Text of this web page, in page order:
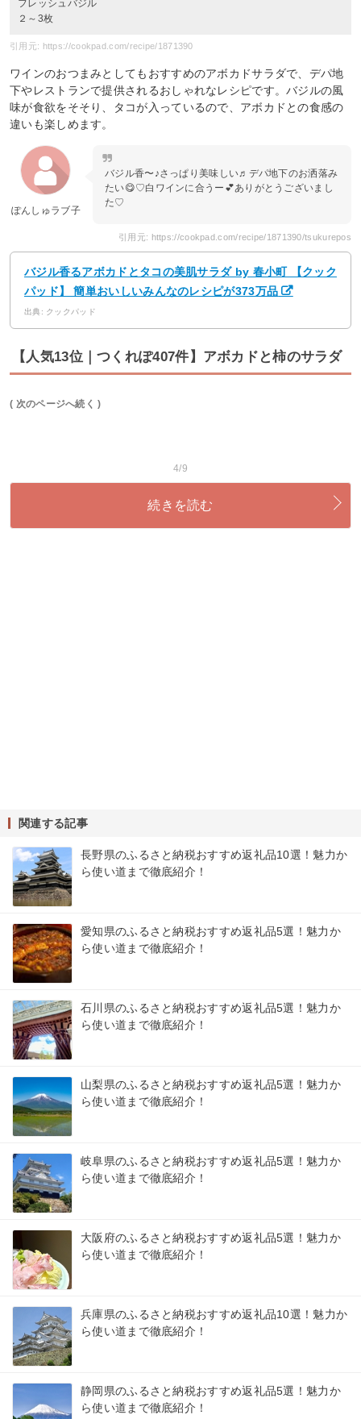
フレッシュバジル
２～3枚
引用元: https://cookpad.com/recipe/1871390
ワインのおつまみとしてもおすすめのアボカドサラダで、デパ地
下やレストランで提供されるおしゃれなレシピです。バジルの風
味が食欲をそそり、タコが入っているので、アボカドとの食感の
違いも楽しめます。
ぽんしゅラブ子
バジル香〜♪さっぱり美味しい♬デパ地下のお洒落み
たい😋♡白ワインに合うー💕ありがとうございまし
た♡
引用元: https://cookpad.com/recipe/1871390/tsukurepos
バジル香るアボカドとタコの美肌サラダ by 春小町 【クック
パッド】 簡単おいしいみんなのレシピが373万品
出典: クックパッド
【人気13位｜つくれぽ407件】アボカドと柿のサラダ
( 次のページへ続く )
4/9
続きを読む
関連する記事
長野県のふるさと納税おすすめ返礼品10選！魅力か
ら使い道まで徹底紹介！
愛知県のふるさと納税おすすめ返礼品5選！魅力か
ら使い道まで徹底紹介！
石川県のふるさと納税おすすめ返礼品5選！魅力か
ら使い道まで徹底紹介！
山梨県のふるさと納税おすすめ返礼品5選！魅力か
ら使い道まで徹底紹介！
岐阜県のふるさと納税おすすめ返礼品5選！魅力か
ら使い道まで徹底紹介！
大阪府のふるさと納税おすすめ返礼品5選！魅力か
ら使い道まで徹底紹介！
兵庫県のふるさと納税おすすめ返礼品10選！魅力か
ら使い道まで徹底紹介！
静岡県のふるさと納税おすすめ返礼品5選！魅力か
ら使い道まで徹底紹介！